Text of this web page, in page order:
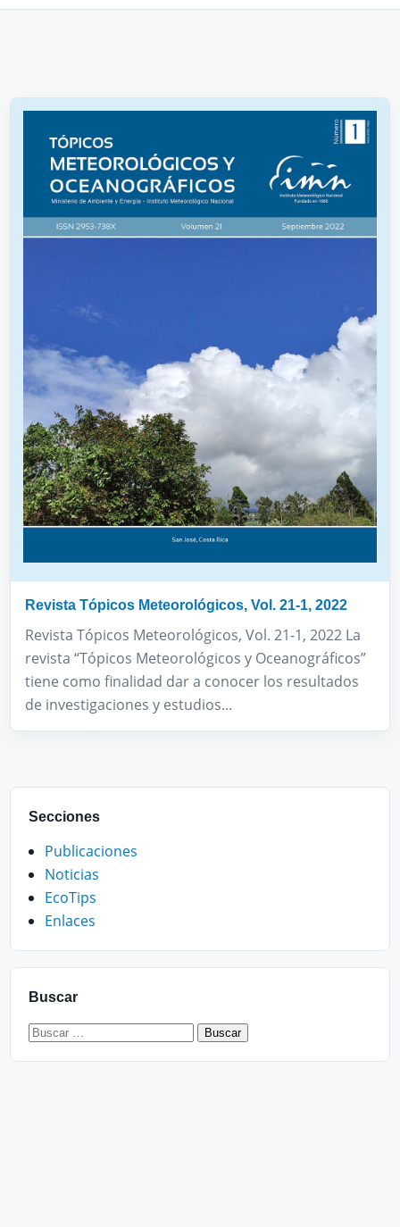
Revista Tópicos Meteorológicos, Vol. 21-1, 2022
Revista Tópicos Meteorológicos, Vol. 21-1, 2022 La
revista “Tópicos Meteorológicos y Oceanográficos”
tiene como finalidad dar a conocer los resultados
de investigaciones y estudios...
Secciones
Publicaciones
Noticias
EcoTips
Enlaces
Buscar
Buscar: